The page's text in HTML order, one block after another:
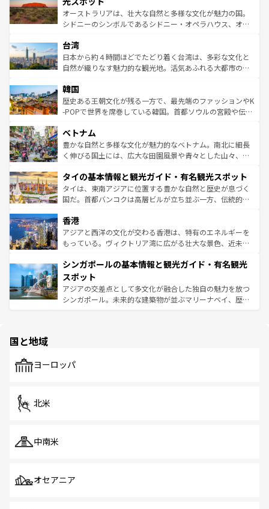
るだろう。車でのロードトリップや列車の旅も、アメリカ
ならではの贅沢な旅のスタイルだ。 なお、新着のアメリカ
情報は コンテンツ一覧 を参照してほしい。
おすすめ。エメラルドグリーンに輝く海をはじめ、豊かな
文化や歴史が息づいている。「アロハスピリット」と呼ば
人々、おいしいローカルフードやハワイアンミュージッ
ク、伝統的なフラダンスなど、すべてがハワイの魅力を彩
っている。訪れるたびに新しい発見と感動が待っているハ
はコンテンツ一覧
オーストラリアは、壮大な自然と多様な文化が魅力の国。
シドニーのシンボルであるシドニー・オペラハウス、オー
リアリーフや大陸中央部にそびえるウルル（エアーズロッ
ク）、タスマニアの美しい原生林やケアンズの熱帯雨林な
ど、見どころがたくさん。また、カフェやワイン、オージ
いる。アクティビティも充実しており、サーフィンやダイ
ビング、ハイキングなど、アウトドア好きにはたまらな
い。オーストラリアの多彩な魅力を存分に味わいつくそ
参照してほしい。
台湾
日本から約４時間ほどでたどり着く台湾は、多彩な文化と
自然が織りなす魅力的な観光地。活気あふれる大都市の台
ン）、静ひつな山岳地帯である台湾東部など、都市の喧騒
と山間の静けさが共存しており、訪れる人に新しい発見と
驚きをもたらしてくれる。また、奥深い台湾の食文化も魅
容にもいいと評判のスイーツなど、バラエティ豊かな料理
が味わえる。 なお、新着の台湾情報は コンテンツ一覧を参
照してほしい。
韓国
歴史ある王朝文化が残る一方で、最先端のファッションやK
-POPで世界を席巻している韓国。首都ソウルの宮殿や伝統
き、地方に足を延ばせば四季折々の自然美を楽しむことが
できる。そして、キムチや焼肉、絶品のストリートフード
まで、さまざまな韓国料理が待っている。夜には、韓国な
リティに包まれながら、韓国の多彩な魅力を心ゆくまで味
わってみてほしい。 なお、新着の韓国情報はコンテンツ一
覧を参照してほしい。
ベトナム
豊かな自然と多様な文化が魅力的なベトナム。南北に細長
く伸びる国土には、広大な田園風景や青々とした山々、世
急速な発展と共に伝統が息づく。ハノイの古い町並みやホ
ーチミン市のフランス統治時代の建物も、独特の雰囲気を
醸し出している。また、バラエティの豊かさとおいしさで
とつ。フォーやバインミー、ベトナムコーヒーなどは、ぜ
ひ現地で味わいたい。どの地域を訪れてもあたたかい人々
が旅行者を迎えてくれるので、きっと忘れられない旅にな
参照してほしい。
タイの基本情報と観光ガイド・有名観光スポット
タイは、東南アジアに位置する豊かな自然と歴史が息づく
国だ。首都バンコクは高層ビルが立ち並ぶ一方、伝統的な
の活気が交差している。北部ではチェンマイなどの山岳地
帯で自然と触れ合い、南部ではプーケットやクラビの美し
いビーチでリゾート気分を楽しむことができる。タイ料理
激する。気候は一年中温暖で、どの季節にも異なる楽しみ
が待っている。親しみやすいタイの人々、仏教を中心とし
た文化、そして多様な観光資源が、訪れる旅人を魅了し続
ける。 なお、新着のタイ情報はコンテンツ一覧を参照して
香港
アジアと西洋の文化が交わる香港は、特有のエネルギーを
もっている。ヴィクトリア湾に広がる壮大な景色、近未来
み、どこを訪れても感動するはず。観光スポットが密集し
ており、効率よく見どころを回れるのも魅力。息をのむよ
うな絶景から文化的な体験まで、香港を存分に楽しみ尽く
そう。 なお、新着の香港情報はコンテンツ一覧を参照して
シンガポールの基本情報と観光ガイド・有名観光
スポット
アジアの交差点として多文化が融合した独自の魅力を放つ
シンガポール。未来的な建築物が並ぶマリーナベイ、歴史
で、ホーカーズは地元の風情を楽しめる外せないスポット
国と地域
ヨーロッパ
北米
中南米
オセアニア